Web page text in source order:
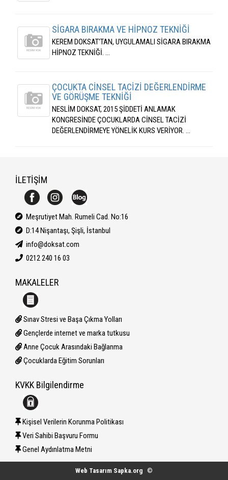
SİGARA BIRAKMA VE HİPNOZ TEKNİĞİ
KEREM DOKSAT'TAN, UYGULAMALI SİGARA BIRAKMA
HİPNOZ TEKNİĞİ. ...
ÇOCUKTA CİNSEL TACİZİ DEĞERLENDİRME
VE GÖRÜŞME TEKNİĞİ
NESLİM DOKSAT, 2015 ŞİDDETİ ANLAMAK
KONGRESİNDE ÇOCUKLARDA CİNSEL TACİZİ
DEĞERLENDİRMEYE YÖNELİK KURS VERİYOR. ...
İLETİŞİM
Meşrutiyet Mah. Rumeli Cad. No:16
D:14 Nişantaşı, Şişli, İstanbul
info@doksat.com
0212 240 16 03
MAKALELER
Sınav Stresi ve Başa Çıkma Yolları
Gençlerde internet ve marka tutkusu
Anne Çocuk Arasındaki Bağlanma
Çocuklarda Eğitim Sorunları
KVKK Bilgilendirme
Kişisel Verilerin Korunma Politikası
Veri Sahibi Başvuru Formu
Genel Aydınlatma Metni
Web Tasarım Sapka.org ©